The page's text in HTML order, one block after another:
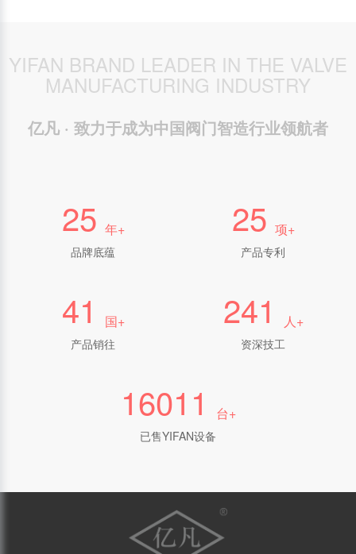
YIFAN BRAND LEADER IN THE VALVE
MANUFACTURING INDUSTRY
亿凡 · 致力于成为中国阀门智造行业领航者
27 年+
品牌底蕴
27 项+
产品专利
44 国+
产品销往
264 人+
资深技工
17574 台+
已售YIFAN设备